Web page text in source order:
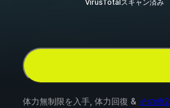
VirusTotalスキャン済み
体力無制限を入手, 体力回復 & その他